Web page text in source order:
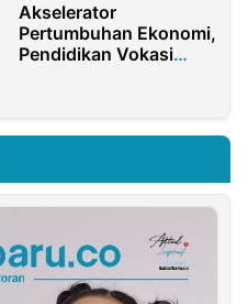
Akselerator
Pertumbuhan Ekonomi,
Pendidikan Vokasi